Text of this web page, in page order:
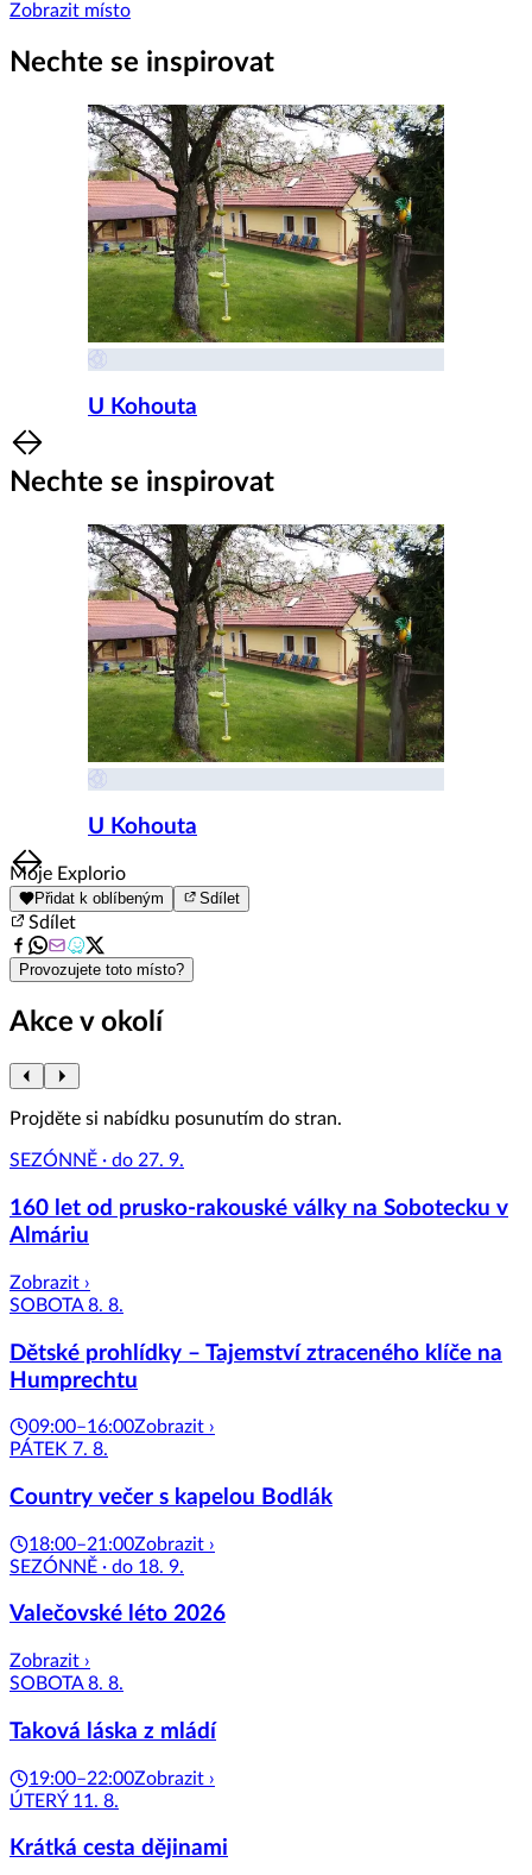
Zobrazit místo
Nechte se inspirovat
U Kohouta
Item
1
of
Nechte se inspirovat
U Kohouta
Item
1
of
8
Moje Explorio
Přidat k oblíbeným Sdílet
Sdílet
Provozujete toto místo?
Akce v okolí
Projděte si nabídku posunutím do stran.
SEZÓNNĚ · do 27. 9.
160 let od prusko-rakouské války na Sobotecku v
Almáriu
Zobrazit ›
SOBOTA 8. 8.
Dětské prohlídky – Tajemství ztraceného klíče na
Humprechtu
09:00–16:00Zobrazit ›
PÁTEK 7. 8.
Country večer s kapelou Bodlák
18:00–21:00Zobrazit ›
SEZÓNNĚ · do 18. 9.
Valečovské léto 2026
Zobrazit ›
SOBOTA 8. 8.
Taková láska z mládí
19:00–22:00Zobrazit ›
ÚTERÝ 11. 8.
Krátká cesta dějinami